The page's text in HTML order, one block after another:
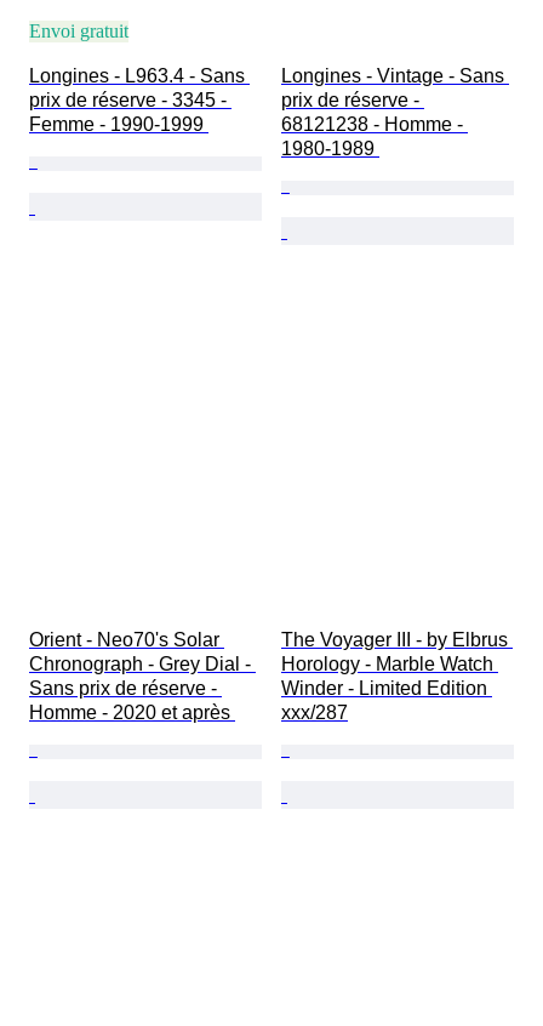
Envoi gratuit
Longines - L963.4 - Sans
prix de réserve - 3345 -
Femme - 1990-1999
Longines - Vintage - Sans
prix de réserve -
68121238 - Homme -
1980-1989
Orient - Neo70's Solar
Chronograph - Grey Dial -
Sans prix de réserve -
Homme - 2020 et après
The Voyager III - by Elbrus
Horology - Marble Watch
Winder - Limited Edition
xxx/287